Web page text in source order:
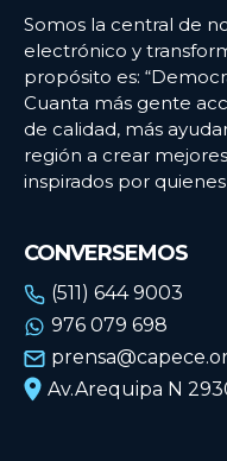
Somos la central de
electrónico y
propósito es:
Cuanta más gente
de calidad, más
región a crear
inspirados por
CONVERSEMOS
(511) 644 9003
976 079 698
Av.Arequipa N